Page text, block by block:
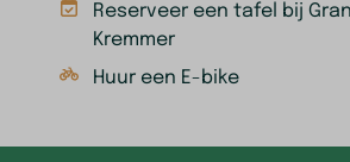
Reserveer een tafel bij
Kremmer
Huur een E-bike